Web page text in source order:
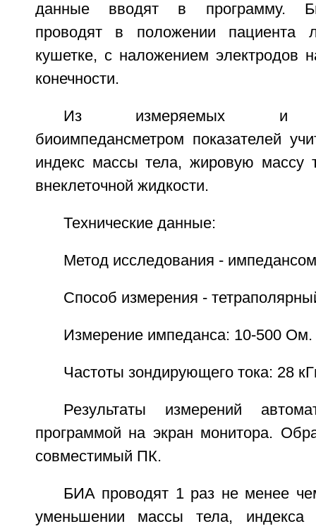
данные вводят в программу.
проводят в положении
кушетке, с наложением электродов
конечности.
Из измеряемых и
биоимпедансметром показателей
индекс массы тела, жировую массу
внеклеточной жидкости.
Технические данные:
Метод исследования -
Способ измерения -
Измерение импеданса: 10-500 Ом.
Частоты зондирующего тока: 28
Результаты измерений
программой на экран монитора.
совместимый ПК.
БИА проводят 1 раз не менее
уменьшении массы тела,